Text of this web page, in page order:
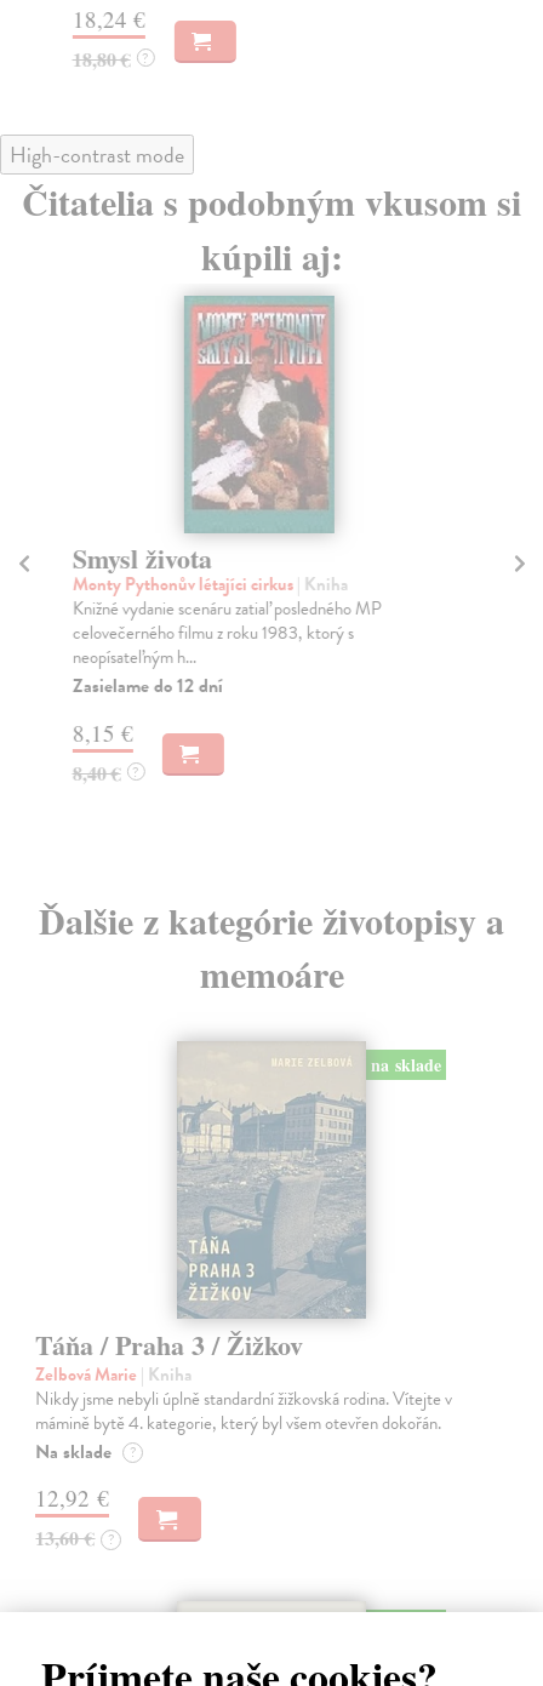
18,24 €
18,80 € ?
High-contrast mode
Čitatelia s podobným vkusom si
kúpili aj:
Smysl života
Monty Pythonův létajíci cirkus| Kniha
Knižné vydanie scenáru zatiaľ posledného MP
celovečerného filmu z roku 1983, ktorý s
neopísateľným h...
Zasielame do 12 dní
8,15 €
8,40 € ?
Ďalšie z kategórie životopisy a
memoáre
na sklade
Táňa / Praha 3 / Žižkov
Zelbová Marie | Kniha
Nikdy jsme nebyli úplně standardní žižkovská rodina. Vítejte v
mámině bytě 4. kategorie, který byl všem otevřen dokořán.
Na sklade ?
12,92 €
13,60 € ?